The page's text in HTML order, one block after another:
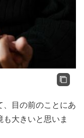
目の前のことにあ
も大きいと思いま